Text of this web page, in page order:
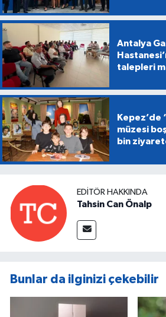
Antalya
talepleri
Kepez’de
müzesi
bin
EDITÖR HAKKINDA
Tahsin Can Önalp
Bunlar da ilginizi çekebilir